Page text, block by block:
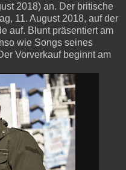
2018) an. Der britische
11. August 2018, auf der
auf. Blunt präsentiert am
wie Songs seines
Vorverkauf beginnt am